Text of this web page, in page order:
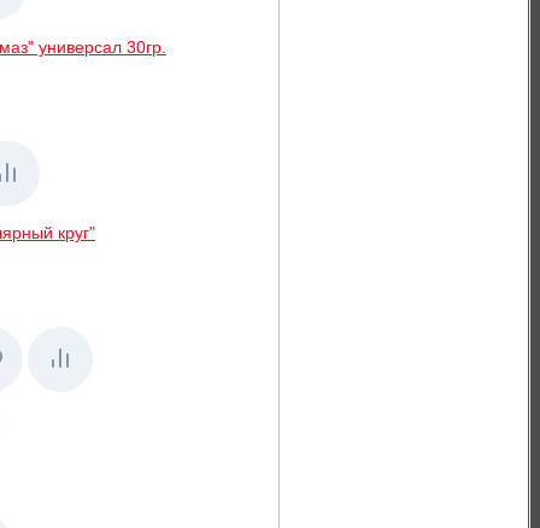
универсал 30гр.
круг"